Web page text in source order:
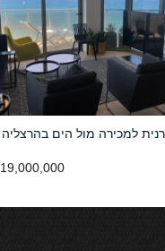
למכירה מול הים בהרצליה
19,000,000 NIS